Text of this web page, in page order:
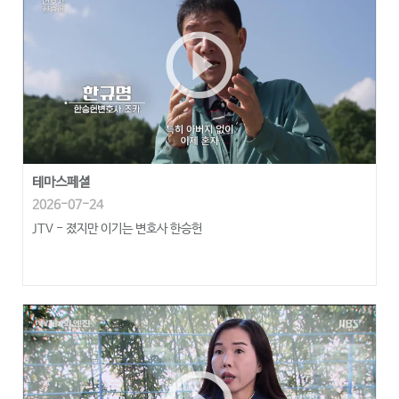
play_circle_outline
테마스페셜
2026-07-24